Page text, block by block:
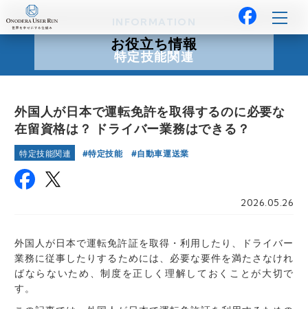
お役立ち情報
特定技能関連
外国人が日本で運転免許を取得するのに必要な
在留資格は？ ドライバー業務はできる？
特定技能関連 特定技能 自動車運送業
2026.05.26
外国人が日本で運転免許証を取得・利用したり、ドライバー
業務に従事 したりするためには、必要な要件を満たさなけれ
ばならないため、制度を正しく理解しておくことが大切で
す。